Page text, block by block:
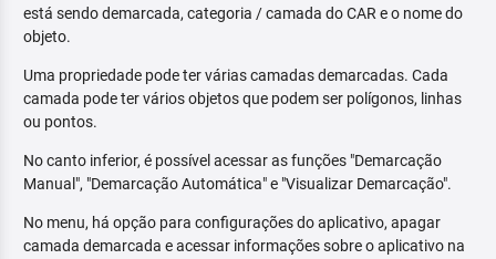
está sendo demarcada, categoria / camada do CAR e o nome do
objeto.
Uma propriedade pode ter várias camadas demarcadas. Cada
camada pode ter vários objetos que podem ser polígonos, linhas
ou pontos.
No canto inferior, é possível acessar as funções "Demarcação
Manual", "Demarcação Automática" e "Visualizar Demarcação".
No menu, há opção para configurações do aplicativo, apagar
camada demarcada e acessar informações sobre o aplicativo na